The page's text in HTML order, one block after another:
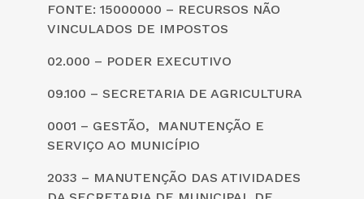
FONTE: 15000000 – RECURSOS NÃO
VINCULADOS DE IMPOSTOS
02.000 – PODER EXECUTIVO
09.100 – SECRETARIA DE AGRICULTURA
0001 – GESTÃO, MANUTENÇÃO E
SERVIÇO AO MUNICÍPIO
2033 – MANUTENÇÃO DAS ATIVIDADES